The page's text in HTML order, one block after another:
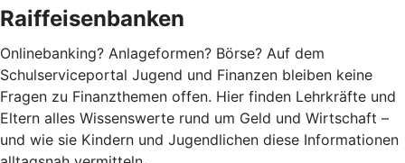
Raiffeisenbanken
Onlinebanking? Anlageformen? Börse? Auf dem
Schulserviceportal Jugend und Finanzen bleiben keine
Fragen zu Finanzthemen offen. Hier finden Lehrkräfte und
Eltern alles Wissenswerte rund um Geld und Wirtschaft –
und wie sie Kindern und Jugendlichen diese Informationen